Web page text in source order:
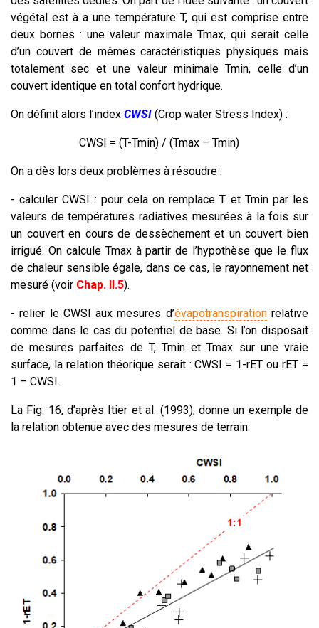
végétal est à a une température T, qui est comprise entre
deux bornes : une valeur maximale Tmax, qui serait celle
d’un couvert de mêmes caractéristiques physiques mais
totalement sec et une valeur minimale Tmin, celle d’un
couvert identique en total confort hydrique.
On définit alors l’index CWSI (Crop water Stress Index) :
CWSI = (T-Tmin) / (Tmax – Tmin)
On a dès lors deux problèmes à résoudre :
- calculer CWSI : pour cela on remplace T et Tmin par les
valeurs de températures radiatives mesurées à la fois sur
un couvert en cours de dessèchement et un couvert bien
irrigué. On calcule Tmax à partir de l’hypothèse que le flux
de chaleur sensible égale, dans ce cas, le rayonnement net
mesuré (voir Chap. II.5).
- relier le CWSI aux mesures d’évapotranspirationrelative
comme dans le cas du potentiel de base. Si l’on disposait
de mesures parfaites de T, Tmin et Tmax sur une vraie
surface, la relation théorique serait : CWSI = 1-rET ou rET =
1 – CWSI.
La Fig. 16, d’après Itier et al. (1993), donne un exemple de
la relation obtenue avec des mesures de terrain.